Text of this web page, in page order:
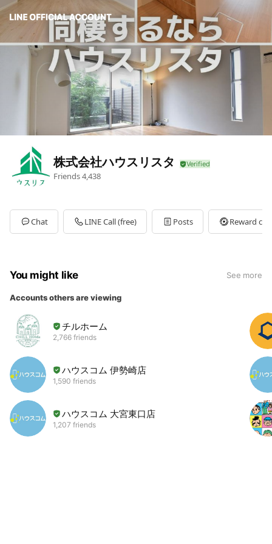
株式会社ハウスリスタ
Friends4,438
Chat LINE Call (free) Posts Reward
You might like See more
Accounts others are viewing
チルホーム
2,766 friends
ハウスコム 伊勢崎店
1,590 friends
ハウスコム 大宮東口店
1,207 friends